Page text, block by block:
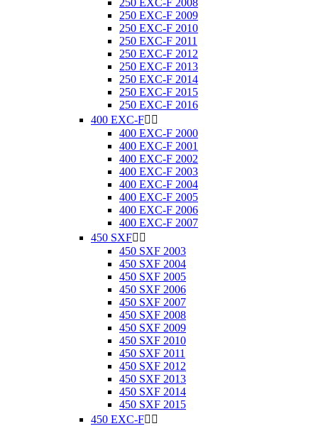
250 EXC-F 2008
250 EXC-F 2009
250 EXC-F 2010
250 EXC-F 2011
250 EXC-F 2012
250 EXC-F 2013
250 EXC-F 2014
250 EXC-F 2015
250 EXC-F 2016
400 EXC-F 
400 EXC-F 2000
400 EXC-F 2001
400 EXC-F 2002
400 EXC-F 2003
400 EXC-F 2004
400 EXC-F 2005
400 EXC-F 2006
400 EXC-F 2007
450 SXF 
450 SXF 2003
450 SXF 2004
450 SXF 2005
450 SXF 2006
450 SXF 2007
450 SXF 2008
450 SXF 2009
450 SXF 2010
450 SXF 2011
450 SXF 2012
450 SXF 2013
450 SXF 2014
450 SXF 2015
450 EXC-F 